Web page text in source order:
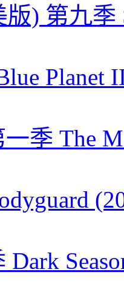
) 第九季
Planet
季 The